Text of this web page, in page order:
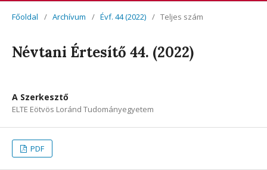
Főoldal / Archívum / Évf. 44 (2022) / Teljes szám
Névtani Értesítő 44. (2022)
A Szerkesztő
ELTE Eötvös Loránd Tudományegyetem
PDF